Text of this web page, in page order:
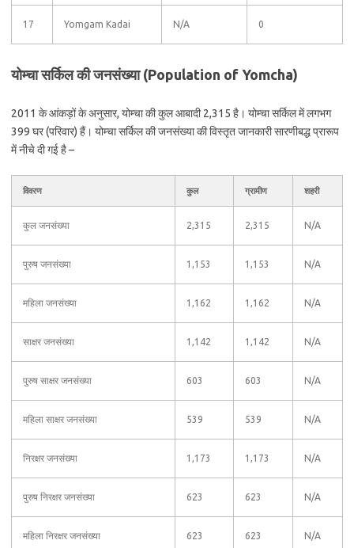
17 Yomgam Kadai N/A 0
योम्चा सर्किल की जनसंख्या (Population of Yomcha)
2011 के आंकड़ों के अनुसार, योम्चा की कुल आबादी 2,315 है। योम्चा सर्किल में लगभग
399 घर (परिवार) हैं। योम्चा सर्किल की जनसंख्या की विस्तृत जानकारी सारणीबद्ध प्रारूप
में नीचे दी गई है –
विवरण कुल ग्रामीण शहरी
कुल जनसंख्या 2,315 2,315 N/A
पुरुष जनसंख्या 1,153 1,153 N/A
महिला जनसंख्या 1,162 1,162 N/A
साक्षर जनसंख्या 1,142 1,142 N/A
पुरुष साक्षर जनसंख्या 603 603 N/A
महिला साक्षर जनसंख्या 539 539 N/A
निरक्षर जनसंख्या 1,173 1,173 N/A
पुरुष निरक्षर जनसंख्या 623 623 N/A
महिला निरक्षर जनसंख्या 623 623 N/A